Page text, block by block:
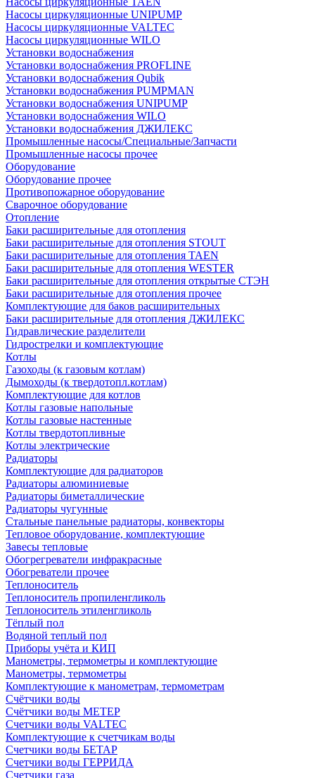
Насосы циркуляционные UNIPUMP
Насосы циркуляционные VALTEC
Насосы циркуляционные WILO
Установки водоснабжения
Установки водоснабжения PROFLINE
Установки водоснабжения Qubik
Установки водоснабжения PUMPMAN
Установки водоснабжения UNIPUMP
Установки водоснабжения WILO
Установки водоснабжения ДЖИЛЕКС
Промышленные насосы/Специальные/Запчасти
Промышленные насосы прочее
Оборудование
Оборудование прочее
Противопожарное оборудование
Сварочное оборудование
Отопление
Баки расширительные для отопления
Баки расширительные для отопления STOUT
Баки расширительные для отопления TAEN
Баки расширительные для отопления WESTER
Баки расширительные для отопления открытые СТЭН
Баки расширительные для отопления прочее
Комплектующие для баков расширительных
Баки расширительные для отопления ДЖИЛЕКС
Гидравлические разделители
Гидрострелки и комплектующие
Котлы
Газоходы (к газовым котлам)
Дымоходы (к твердотопл.котлам)
Комплектующие для котлов
Котлы газовые напольные
Котлы газовые настенные
Котлы твердотопливные
Котлы электрические
Радиаторы
Комплектующие для радиаторов
Радиаторы алюминиевые
Радиаторы биметаллические
Радиаторы чугунные
Стальные панельные радиаторы, конвекторы
Тепловое оборудование, комплектующие
Завесы тепловые
Обогрегреватели инфракрасные
Обогреватели прочее
Теплоноситель
Теплоноситель пропиленгликоль
Теплоноситель этиленгликоль
Тёплый пол
Водяной теплый пол
Приборы учёта и КИП
Манометры, термометры и комплектующие
Манометры, термометры
Комплектующие к манометрам, термометрам
Счётчики воды
Счётчики воды МЕТЕР
Счетчики воды VALTEC
Комплектующие к счетчикам воды
Счетчики воды БЕТАР
Счетчики воды ГЕРРИДА
Счетчики газа